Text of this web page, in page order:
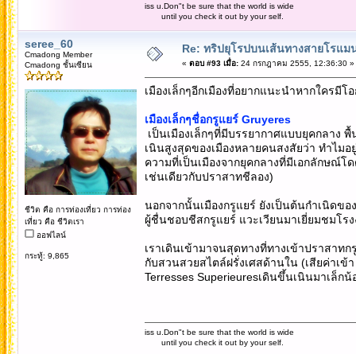
iss u.Don"t be sure that the world is wide
until you check it out by your self.
seree_60
Cmadong Member
Cmadong ชั้นเซียน
ชีวิต คือ การท่องเที่ยว การท่อง
เที่ยว คือ ชีวิตเรา
ออฟไลน์
กระทู้: 9,865
Re: ทริปยุโรปบนเส้นทางสายโรแม
« ตอบ #93 เมื่อ:24 กรกฎาคม 2555, 12:36:30 »
เมืองเล็กๆอีกเมืองที่อยากแนะนำหากใครมีโ
เมืองเล็กๆชื่อกรูแยร์ Gruyeres
เป็นเมืองเล็กๆที่มีบรรยากาศแบบยุคกลาง
เนินสูงสุดของเมืองหลายคนสงสัยว่า ทำไม
ความที่เป็นเมืองจากยุคกลางที่มีเอกลักษณ์
เช่นเดียวกับปราสาทชีลอง)
นอกจากนั้นเมืองกรูแยร์ ยังเป็นต้นกำเนิดข
ผู้ชื่นชอบชีสกรูแยร์ แวะเวียนมาเยี่ยมชมโร
เราเดินเข้ามาจนสุดทางที่ทางเข้าปราสาท
กับสวนสวยสไตล์ฝรั่งเศสด้านใน (เสียค่าเ
Terresses Superieuresเดินขึ้นเนินมาเล็ก
iss u.Don"t be sure that the world is wide
until you check it out by your self.